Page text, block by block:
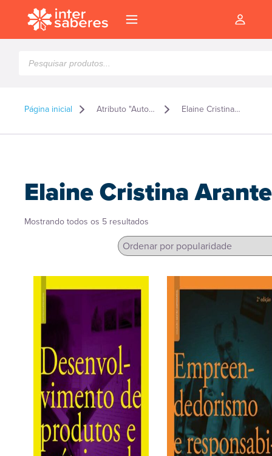
produtos
Página inicial Atributo "Autor" de produto Elaine Cristina Arantes
Elaine Cristina
Mostrando todos os 5 resultados
popularidade